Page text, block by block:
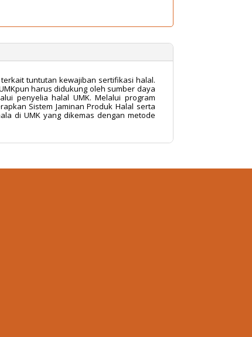
tuntutan kewajiban sertifikasi halal.
harus didukung oleh sumber daya
penyelia halal UMK. Melalui program
Sistem Jaminan Produk Halal serta
di UMK yang dikemas dengan metode